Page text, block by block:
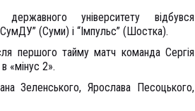
університету відбувся
(Суми) і “Імпульс” (Шостка).
першого тайму матч команда Сергія
«мінус 2».
Зеленського, Ярослава Песоцького,